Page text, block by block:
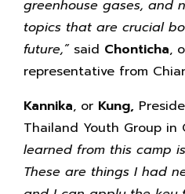
greenhouse gases, and
topics that are crucial
future,” said Chonticha,
representative from
Kannika, or Kung,
Thailand Youth Group in
learned from this camp
These are things I had